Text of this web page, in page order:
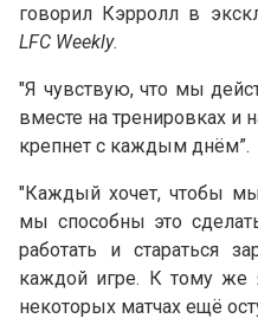
говорил Кэрролл в
LFC Weekly.
"Я чувствую, что мы
вместе на тренировках и
крепнет с каждым днём”.
"Каждый хочет, чтобы
мы способны это
работать и стараться
каждой игре. К тому же
некоторых матчах ещё